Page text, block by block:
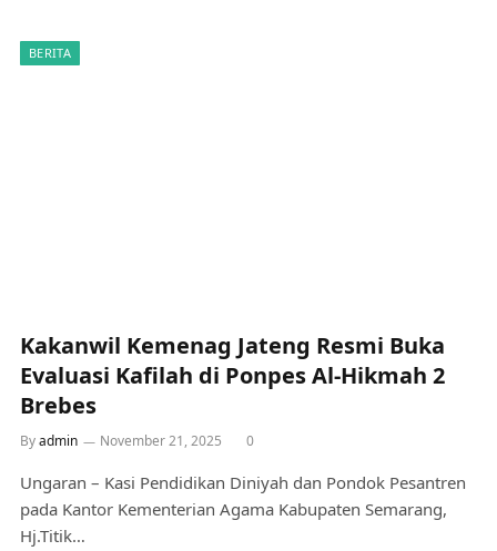
BERITA
Kakanwil Kemenag Jateng Resmi Buka
Evaluasi Kafilah di Ponpes Al-Hikmah 2
Brebes
Byadmin November 21, 2025 0
Ungaran – Kasi Pendidikan Diniyah dan Pondok Pesantren
pada Kantor Kementerian Agama Kabupaten Semarang,
Hj.Titik…